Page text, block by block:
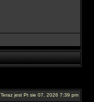
Teraz jest Pt sie 07, 2026 7:39 pm